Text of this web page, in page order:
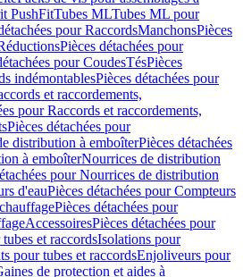
PushFitTubes MLTubes ML pour
pour RaccordsManchonsPièces
Pièces détachées pour
pour CoudesTésPièces
indémontablesPièces détachées pour
et raccordements,
pour Raccords et raccordements,
Pièces détachées pour
distribution à emboîterPièces détachées
à emboîterNourrices de distribution
pour Nourrices de distribution
d'eauPièces détachées pour Compteurs
Pièces détachées pour
AccessoiresPièces détachées pour
et raccordsIsolations pour
pour tubes et raccordsEnjoliveurs pour
de protection et aides à